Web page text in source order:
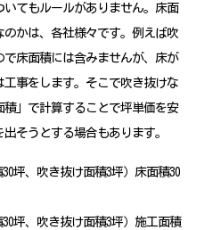
てもルールがありません。床面
のかは、各社様々です。例えば吹
で床面積には含みませんが、床が
工事をします。そこで吹き抜けな
積」で計算することで坪単価を安
そうとする場合もあります。
坪、吹き抜け面積3坪）床面積30
30坪、吹き抜け面積3坪）施工面積